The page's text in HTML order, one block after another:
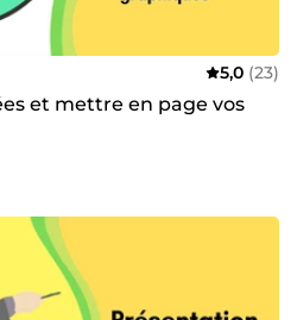
5,0 (23)
et mettre en page vos